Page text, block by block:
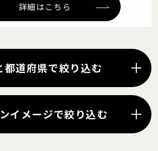
詳細はこちら
都道府県で絞り込む
イメージで絞り込む